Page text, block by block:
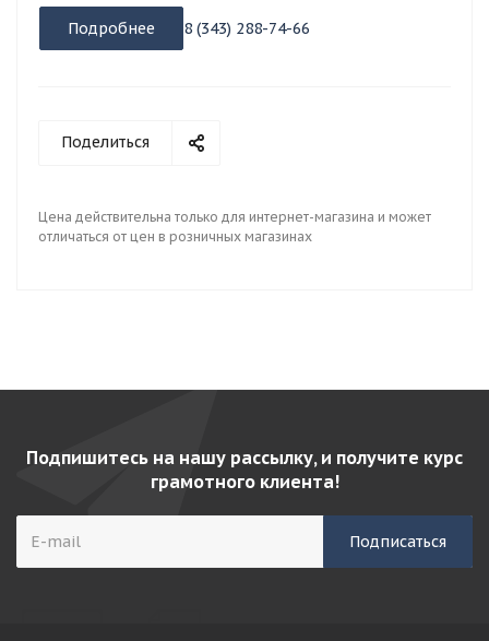
Подробнее 8 (343) 288-74-66
Поделиться
Цена действительна только для интернет-магазина и может
отличаться от цен в розничных магазинах
Подпишитесь на нашу рассылку, и получите курс
грамотного клиента!